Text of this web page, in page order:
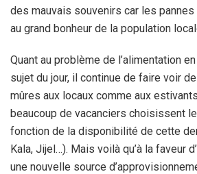
des mauvais souvenirs car les
au grand bonheur de la population
Quant au problème de l’alimentation
sujet du jour, il continue de faire voir
mûres aux locaux comme aux
beaucoup de vacanciers choisissent
fonction de la disponibilité de cette
Kala, Jijel…). Mais voilà qu’à la faveur
une nouvelle source